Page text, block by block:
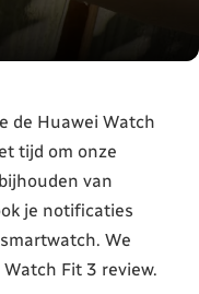
de Huawei Watch
tijd om onze
van
je notificaties
We
Fit 3 review.